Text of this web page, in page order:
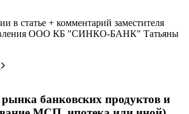
в статье + комментарий заместителя
ООО КБ "СИНКО-БАНК" Татьяны
банковских продуктов и